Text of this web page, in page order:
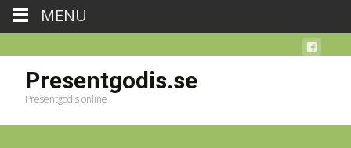
Presentgodis.se
Presentgodis online
MENU